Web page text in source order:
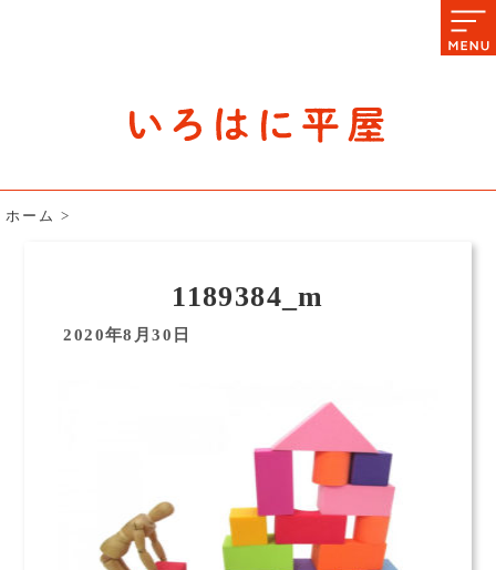
ホーム >
1189384_m
2020年8月30日